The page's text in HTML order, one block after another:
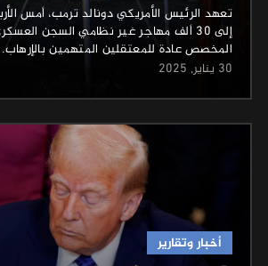
تعهد الرئيس الأمريكي دونالد ترمب، أمس
إلى 30 ألف مهاجر غير نظامي السجن
المخصص عادة للمعتقلين المتهمين بالإرهاب.
30 يناير, 2025
أخبار وتقارير